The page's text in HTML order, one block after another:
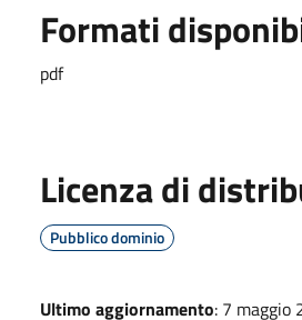
Formati
pdf
Licenza di
Pubblico dominio
Ultimo aggiornamento: 7 maggio